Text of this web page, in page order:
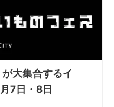
大集合するイ
7日・8日